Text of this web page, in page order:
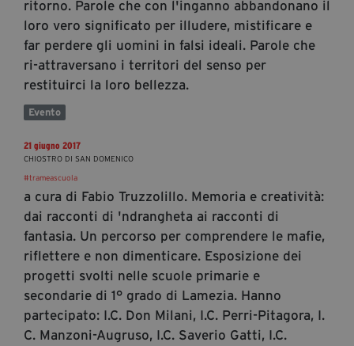
ritorno. Parole che con l'inganno abbandonano il
loro vero significato per illudere, mistificare e
far perdere gli uomini in falsi ideali. Parole che
ri-attraversano i territori del senso per
restituirci la loro bellezza.
Evento
21 giugno 2017
CHIOSTRO DI SAN DOMENICO
#trameascuola
a cura di Fabio Truzzolillo. Memoria e creatività:
dai racconti di 'ndrangheta ai racconti di
fantasia. Un percorso per comprendere le mafie,
riflettere e non dimenticare. Esposizione dei
progetti svolti nelle scuole primarie e
secondarie di 1° grado di Lamezia. Hanno
partecipato: I.C. Don Milani, I.C. Perri-Pitagora, I.
C. Manzoni-Augruso, I.C. Saverio Gatti, I.C.